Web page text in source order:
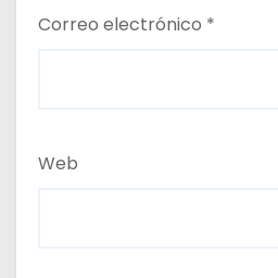
Correo electrónico *
Web